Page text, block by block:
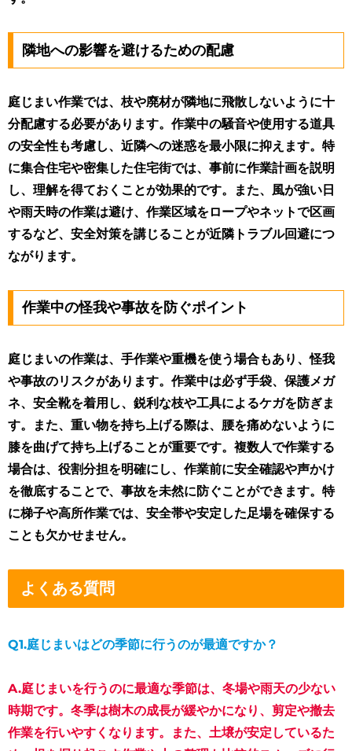
隣地への影響を避けるための配慮
庭じまい作業では、枝や廃材が隣地に飛散しないように十
分配慮する必要があります。作業中の騒音や使用する道具
の安全性も考慮し、近隣への迷惑を最小限に抑えます。特
に集合住宅や密集した住宅街では、事前に作業計画を説明
し、理解を得ておくことが効果的です。また、風が強い日
や雨天時の作業は避け、作業区域をロープやネットで区画
するなど、安全対策を講じることが近隣トラブル回避につ
ながります。
作業中の怪我や事故を防ぐポイント
庭じまいの作業は、手作業や重機を使う場合もあり、怪我
や事故のリスクがあります。作業中は必ず手袋、保護メガ
ネ、安全靴を着用し、鋭利な枝や工具によるケガを防ぎま
す。また、重い物を持ち上げる際は、腰を痛めないように
膝を曲げて持ち上げることが重要です。複数人で作業する
場合は、役割分担を明確にし、作業前に安全確認や声かけ
を徹底することで、事故を未然に防ぐことができます。特
に梯子や高所作業では、安全帯や安定した足場を確保する
ことも欠かせません。
よくある質問
Q1.庭じまいはどの季節に行うのが最適ですか？
A.庭じまいを行うのに最適な季節は、冬場や雨天の少ない
時期です。冬季は樹木の成長が緩やかになり、剪定や撤去
作業を行いやすくなります。また、土壌が安定しているた